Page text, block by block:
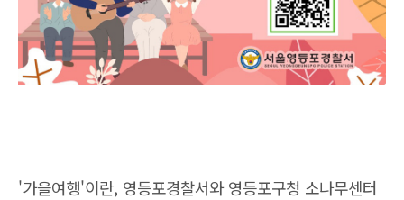
'가을여행'이란, 영등포경찰서와 영등포구청 소나무센터